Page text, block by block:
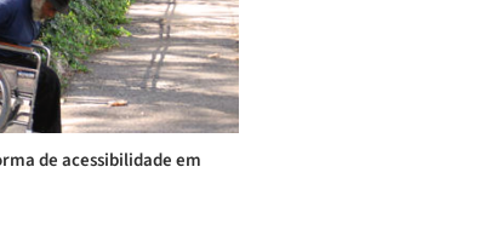
de acessibilidade em